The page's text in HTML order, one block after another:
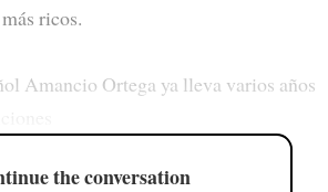
ricos.
Amancio Ortega ya lleva varios años
the conversation